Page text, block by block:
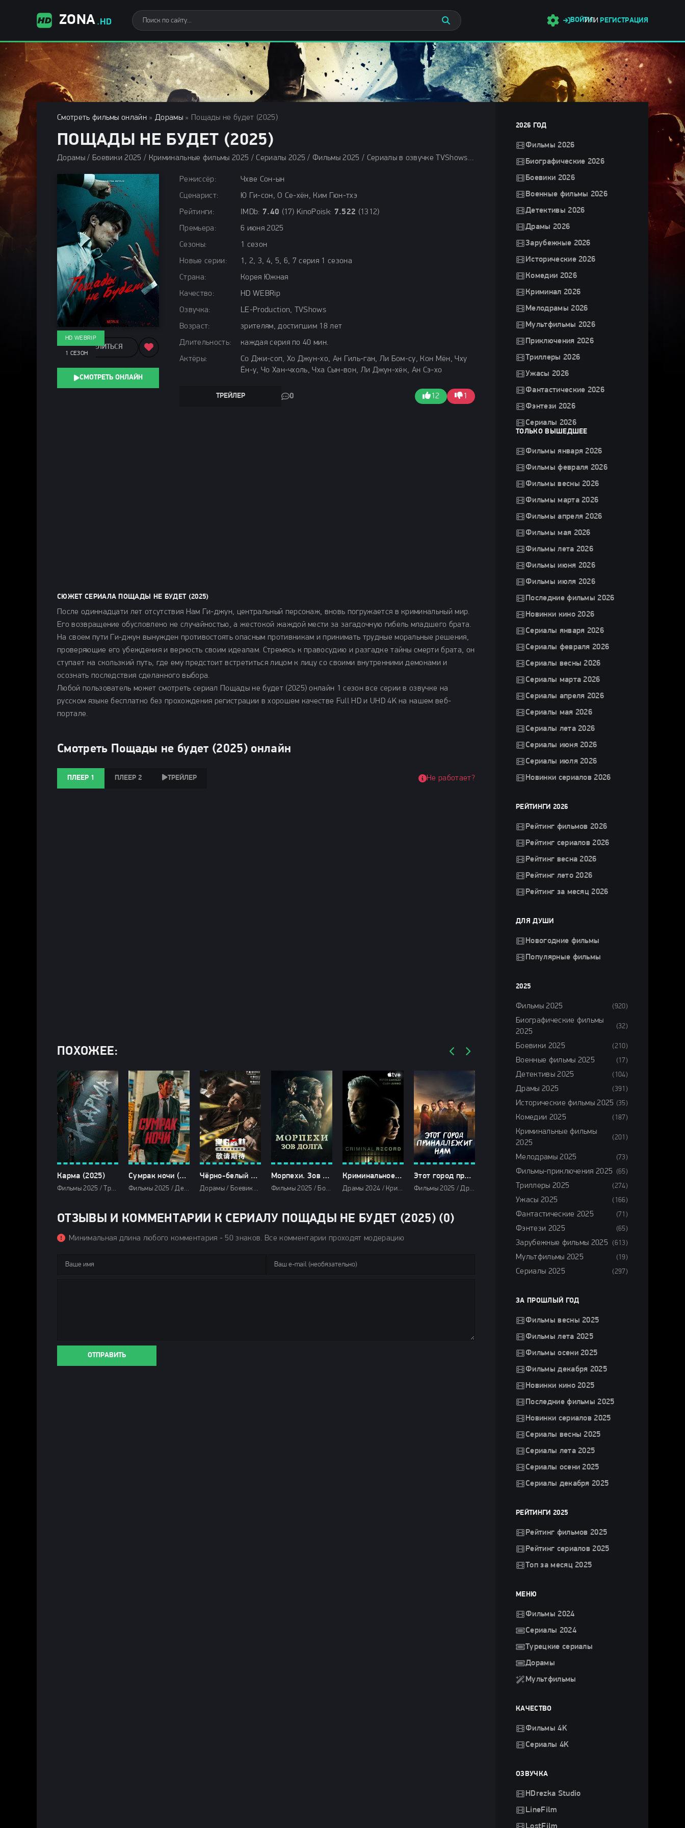
ZONA .HD ВОЙТИ
ИЛИ РЕГИСТРАЦИЯ
Смотреть фильмы онлайн »Дорамы» Пощады не будет (2025)
ПОЩАДЫ НЕ БУДЕТ (2025)
Дорамы / Боевики 2025 / Криминальные фильмы 2025 / Сериалы 2025 / Фильмы 2025 / Сериалы в озвучке TVShows / Сериалы лета 2025 / Новинки сериалов 2025 / Смотреть фильмы онлайн
Режиссёр:
Чхве Сон-ын
Сценарист:
Ю Ги-сон, О Се-хён, Ким Гюн-тхэ
Рейтинги:
IMDb: 7.40 (17) KinoPoisk: 7.522 (1312)
Премьера:
6 июня 2025
Сезоны:
1 сезон
Новые серии:
1, 2, 3, 4, 5, 6, 7 серия 1 сезона
Страна:
Корея Южная
Качество:
HD WEBRip
Озвучка:
LE-Production, TVShows
Возраст:
зрителям, достигшим 18 лет
Длительность:
каждая серия по 40 мин.
Актёры:
Со Джи-соп, Хо Джун-хо, Ан Гиль-ган, Ли Бом-су, Кон Мён, Чху
Ён-у, Чо Хан-чхоль, Чха Сын-вон, Ли Джун-хёк, Ан Сэ-хо
ТРЕЙЛЕР 0 12 1
HD WEBRIP
1 СЕЗОН
ПОДЕЛИТЬСЯ
СМОТРЕТЬ ОНЛАЙН
СЮЖЕТ СЕРИАЛА ПОЩАДЫ НЕ БУДЕТ (2025)
После одиннадцати лет отсутствия Нам Ги-джун, центральный персонаж, вновь погружается в криминальный мир.
Его возвращение обусловлено не случайностью, а жестокой жаждой мести за загадочную гибель младшего брата.
На своем пути Ги-джун вынужден противостоять опасным противникам и принимать трудные моральные решения,
проверяющие его убеждения и верность своим идеалам. Стремясь к правосудию и разгадке тайны смерти брата, он
ступает на скользкий путь, где ему предстоит встретиться лицом к лицу со своими внутренними демонами и
осознать последствия сделанного выбора.
Любой пользователь может смотреть сериал Пощады не будет (2025) онлайн 1 сезон все серии в озвучке на
русском языке бесплатно без прохождения регистрации в хорошем качестве Full HD и UHD 4K на нашем веб-
портале.
Смотреть Пощады не будет (2025) онлайн
ПЛЕЕР 1 ПЛЕЕР 2 ТРЕЙЛЕР Не работает?
ПОХОЖЕЕ:
Карма (2025)
Фильмы 2025 / Триллеры 2025 / Сериалы 2025 / Дорамы / Сериалы весны 2025 / Новинки сериалов 2025 / Смотреть фильмы онлайн
Сумрак ночи (2025)
Фильмы 2025 / Детективы 2025 / Криминальные фильмы 2025 / Триллеры 2025 / Зарубежные фильмы 2025 / Новинки кино 2025 / Последние фильмы 2025 / Смотреть фильмы онлайн
Чёрно-белый лес (2025)
Дорамы / Боевики 2025 / Детективы 2025 / Сериалы 2025 / Фильмы 2025 / Смотреть фильмы онлайн
Морпехи. Зов долга (2025)
Фильмы 2025 / Боевики 2025 / Зарубежные фильмы 2025 / Новинки кино 2025 / Последние фильмы 2025 / Популярные фильмы / Смотреть фильмы онлайн
Криминальное прошлое (2024)
Драмы 2024 / Криминальные фильмы 2024 / Триллеры 2024 / Сериалы 2024 / Новинки сериалов 2024 / Фильмы 2024 / Сериалы в озвучке HDrezka Studio / Смотреть фильмы онлайн
Этот город принадлежит нам (2025)
Фильмы 2025 / Драмы 2025 / Криминальные фильмы 2025 / Сериалы 2025 / Сериалы в озвучке Newstudio / Сериалы весны 2025 / Новинки сериалов 2025 / Смотреть фильмы онлайн
ОТЗЫВЫ И КОММЕНТАРИИ К СЕРИАЛУ ПОЩАДЫ НЕ БУДЕТ (2025) (0)
Минимальная длина любого комментария - 50 знаков. Все комментарии проходят модерацию
ОТПРАВИТЬ
2026 ГОД
Фильмы 2026
Биографические 2026
Боевики 2026
Военные фильмы 2026
Детективы 2026
Драмы 2026
Зарубежные 2026
Исторические 2026
Комедии 2026
Криминал 2026
Мелодрамы 2026
Мультфильмы 2026
Приключения 2026
Триллеры 2026
Ужасы 2026
Фантастические 2026
Фэнтези 2026
Сериалы 2026
ТОЛЬКО ВЫШЕДШЕЕ
Фильмы января 2026
Фильмы февраля 2026
Фильмы весны 2026
Фильмы марта 2026
Фильмы апреля 2026
Фильмы мая 2026
Фильмы лета 2026
Фильмы июня 2026
Фильмы июля 2026
Последние фильмы 2026
Новинки кино 2026
Сериалы января 2026
Сериалы февраля 2026
Сериалы весны 2026
Сериалы марта 2026
Сериалы апреля 2026
Сериалы мая 2026
Сериалы лета 2026
Сериалы июня 2026
Сериалы июля 2026
Новинки сериалов 2026
РЕЙТИНГИ 2026
Рейтинг фильмов 2026
Рейтинг сериалов 2026
Рейтинг весна 2026
Рейтинг лето 2026
Рейтинг за месяц 2026
ДЛЯ ДУШИ
Новогодние фильмы
Популярные фильмы
2025
Фильмы 2025 (920)
Биографические фильмы
2025
(32)
Боевики 2025 (210)
Военные фильмы 2025 (17)
Детективы 2025 (104)
Драмы 2025 (391)
Исторические фильмы 2025 (35)
Комедии 2025 (187)
Криминальные фильмы
2025
(201)
Мелодрамы 2025 (73)
Фильмы-приключения 2025 (65)
Триллеры 2025 (274)
Ужасы 2025 (166)
Фантастические 2025 (71)
Фэнтези 2025 (65)
Зарубежные фильмы 2025 (613)
Мультфильмы 2025 (19)
Сериалы 2025 (297)
ЗА ПРОШЛЫЙ ГОД
Фильмы весны 2025
Фильмы лета 2025
Фильмы осени 2025
Фильмы декабря 2025
Новинки кино 2025
Последние фильмы 2025
Новинки сериалов 2025
Сериалы весны 2025
Сериалы лета 2025
Сериалы осени 2025
Сериалы декабря 2025
РЕЙТИНГИ 2025
Рейтинг фильмов 2025
Рейтинг сериалов 2025
Топ за месяц 2025
МЕНЮ
Фильмы 2024
Сериалы 2024
Турецкие сериалы
Дорамы
Мультфильмы
КАЧЕСТВО
Фильмы 4K
Сериалы 4K
ОЗВУЧКА
HDrezka Studio
LineFilm